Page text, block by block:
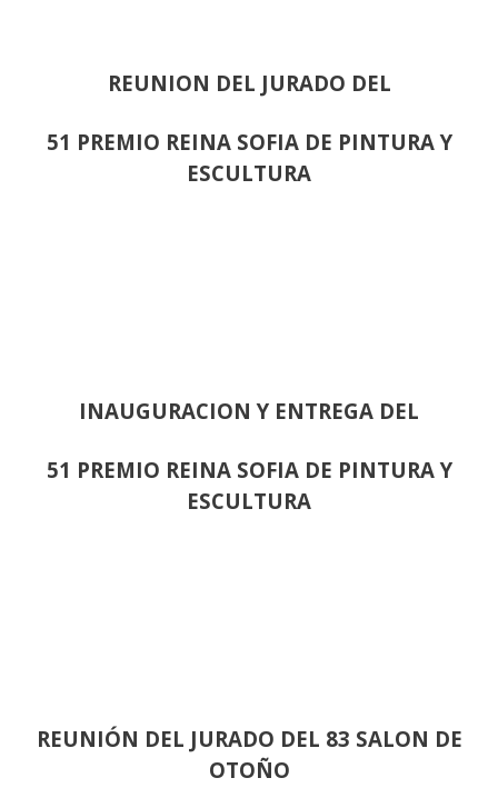
REUNION DEL JURADO DEL
51 PREMIO REINA SOFIA DE PINTURA Y
ESCULTURA
INAUGURACION Y ENTREGA DEL
51 PREMIO REINA SOFIA DE PINTURA Y
ESCULTURA
REUNIÓN DEL JURADO DEL 83 SALON DE
OTOÑO